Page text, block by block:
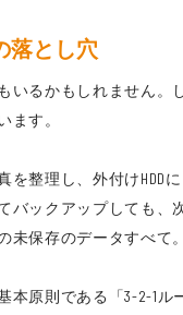
落とし穴
いるかもしれません
ます。
整理し、外付け
ックアップしても
保存のデータすべて
原則である「3-2-1